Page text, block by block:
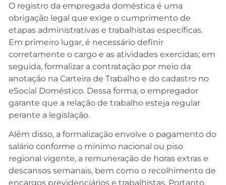
O registro da empregada doméstica é uma
obrigação legal que exige o cumprimento de
etapas administrativas e trabalhistas específicas.
Em primeiro lugar, é necessário definir
corretamente o cargo e as atividades exercidas; em
seguida, formalizar a contratação por meio da
anotação na Carteira de Trabalho e do cadastro no
eSocial Doméstico. Dessa forma, o empregador
garante que a relação de trabalho esteja regular
perante a legislação.
Além disso, a formalização envolve o pagamento do
salário conforme o mínimo nacional ou piso
regional vigente, a remuneração de horas extras e
descansos semanais, bem como o recolhimento de
encargos previdenciários e trabalhistas. Portanto,